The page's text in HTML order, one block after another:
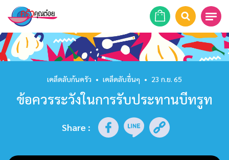
หน้าแรก
สูตรอาหาร
ร้านอาหาร
รายการย้อนหลัง
เคล็ดลับก้นครัว • เคล็ดลับอื่นๆ • 23 ก.ย. 65
ข้อควรระวังในการรับประทานบีทรูท
Share :